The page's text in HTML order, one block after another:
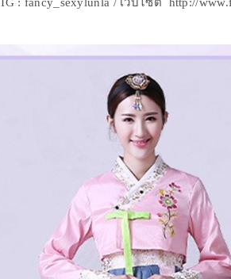
IG : fancy_sexylunla / เว็บไซต์ http://